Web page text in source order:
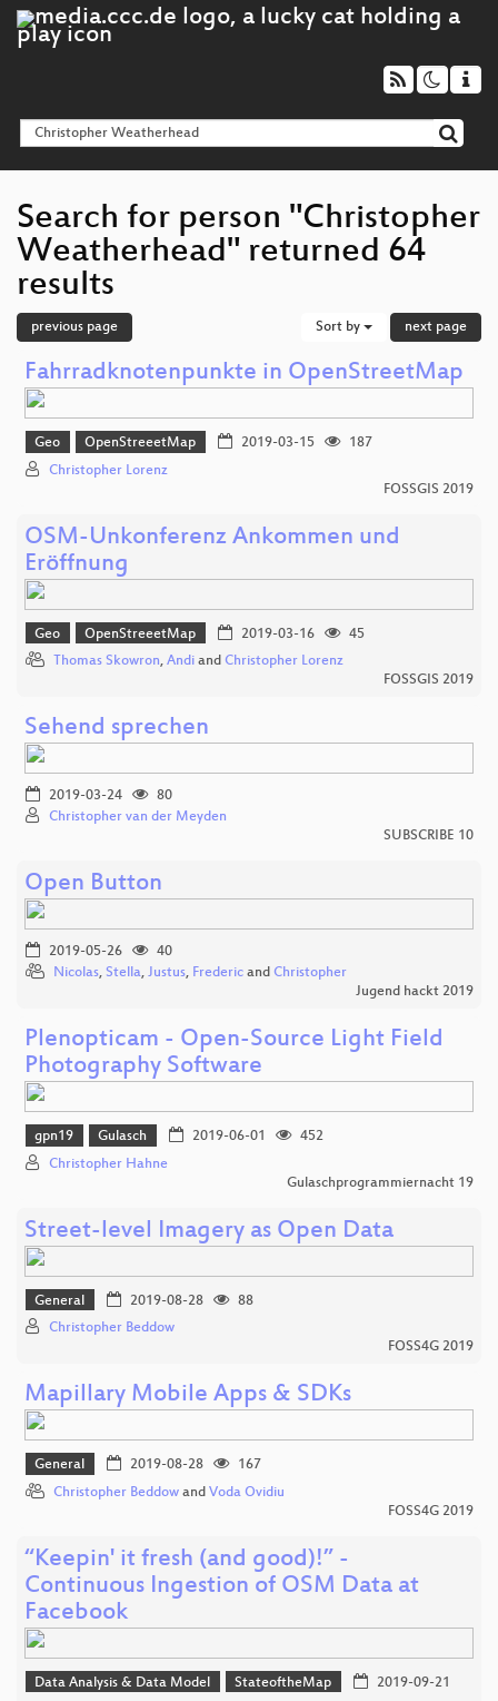
Search for person "Christopher
Weatherhead" returned 64
results
previous page Sort by next page
Fahrradknotenpunkte in OpenStreetMap
Geo OpenStreeetMap 2019-03-15
187
Christopher Lorenz
FOSSGIS 2019
OSM-Unkonferenz Ankommen und
Eröffnung
Geo OpenStreeetMap 2019-03-16
45
Thomas Skowron, Andi and Christopher Lorenz
FOSSGIS 2019
Sehend sprechen
2019-03-24
80
Christopher van der Meyden
SUBSCRIBE 10
Open Button
2019-05-26
40
Nicolas, Stella, Justus, Frederic and Christopher
Jugend hackt 2019
Plenopticam - Open-Source Light Field
Photography Software
gpn19 Gulasch 2019-06-01
452
Christopher Hahne
Gulaschprogrammiernacht 19
Street-level Imagery as Open Data
General 2019-08-28
88
Christopher Beddow
FOSS4G 2019
Mapillary Mobile Apps & SDKs
General 2019-08-28
167
Christopher Beddow and Voda Ovidiu
FOSS4G 2019
“Keepin' it fresh (and good)!” -
Continuous Ingestion of OSM Data at
Facebook
Data Analysis & Data Model StateoftheMap
2019-09-21